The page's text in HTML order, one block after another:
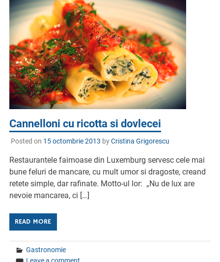
Cannelloni cu ricotta si dovlecei
Posted on 15 octombrie 2013 byCristina Grigorescu
Restaurantele faimoase din Luxemburg servesc cele mai
bune feluri de mancare, cu mult umor si dragoste, creand
retete simple, dar rafinate. Motto-ul lor: „Nu de lux are
nevoie mancarea, ci […]
READ MORE
Gastronomie